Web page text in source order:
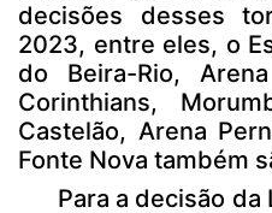
decisões desses
2023, entre eles, o
do Beira-Rio,
Corinthians,
Castelão, Arena
Fonte Nova também
Para a decisão da